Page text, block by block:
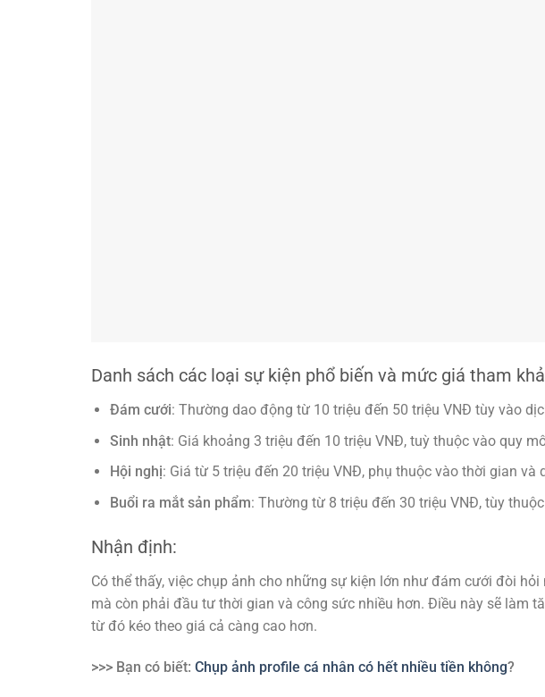
Danh sách các loại sự kiện phổ biến và mức giá tham
Đám cưới: Thường dao động từ 10 triệu đến 50 triệu VNĐ tùy vào
Sinh nhật: Giá khoảng 3 triệu đến 10 triệu VNĐ, tuỳ thuộc vào quy
Hội nghị: Giá từ 5 triệu đến 20 triệu VNĐ, phụ thuộc vào thời gian và
Buổi ra mắt sản phẩm: Thường từ 8 triệu đến 30 triệu VNĐ, tùy
Nhận định:
Có thể thấy, việc chụp ảnh cho những sự kiện lớn như đám cưới đòi
mà còn phải đầu tư thời gian và công sức nhiều hơn. Điều này sẽ làm
từ đó kéo theo giá cả càng cao hơn.
>>> Bạn có biết: Chụp ảnh profile cá nhân có hết nhiều tiền không?